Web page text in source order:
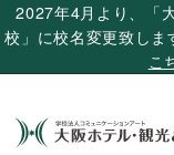
2027年4月より、「
校」に校名変更致しま
こ